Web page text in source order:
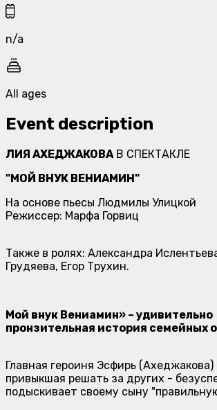
n/a
All ages
Event description
ЛИЯ АХЕДЖАКОВАВ СПЕКТАКЛЕ
"МОЙ ВНУК ВЕНИАМИН"
На основе пьесы Людмилы Улицкой
Режиссер: Марфа Горвиц
Также в ролях: Александра
Грудяева, Егор Трухин.
Мой внук Вениамин» – удивительно
пронзительная история семейных
Главная героиня Эсфирь
привыкшая решать за других -
подыскивает своему сыну